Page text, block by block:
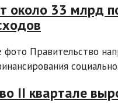
около 33 млрд
Правительство
II квартале